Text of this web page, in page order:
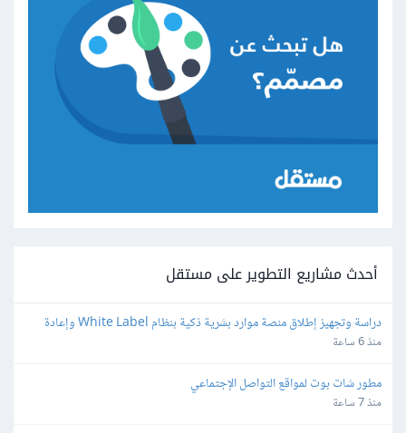
أحدث مشاريع التطوير على مستقل
البيع
منذ 6 ساعة
مطور شات بوت لمواقع التواصل الإجتماعي
منذ 7 ساعة